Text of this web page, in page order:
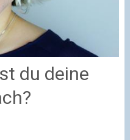
du deine